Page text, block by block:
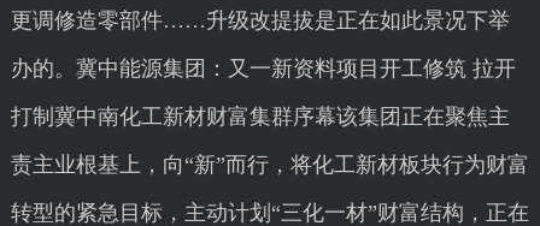
更调修造零部件……升级改提拔是正在如此景况下举
办的。冀中能源集团：又一新资料项目开工修筑 拉开
打制冀中南化工新材财富集群序幕该集团正在聚焦主
责主业根基上，向“新”而行，将化工新材板块行为财富
转型的紧急目标，主动计划“三化一材”财富结构，正在